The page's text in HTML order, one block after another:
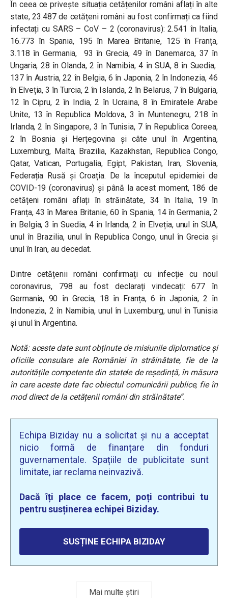
În ceea ce privește situația cetățenilor români aflați în alte
state, 23.487 de cetățeni români au fost confirmați ca fiind
infectați cu SARS – CoV – 2 (coronavirus): 2.541 în Italia,
16.773 în Spania, 195 în Marea Britanie, 125 în Franța,
3.118 în Germania, 93 în Grecia, 49 în Danemarca, 37 în
Ungaria, 28 în Olanda, 2 în Namibia, 4 în SUA, 8 în Suedia,
137 în Austria, 22 în Belgia, 6 în Japonia, 2 în Indonezia, 46
în Elveția, 3 în Turcia, 2 în Islanda, 2 în Belarus, 7 în Bulgaria,
12 în Cipru, 2 în India, 2 în Ucraina, 8 în Emiratele Arabe
Unite, 13 în Republica Moldova, 3 în Muntenegru, 218 în
Irlanda, 2 în Singapore, 3 în Tunisia, 7 în Republica Coreea,
2 în Bosnia și Herțegovina și câte unul în Argentina,
Luxemburg, Malta, Brazilia, Kazakhstan, Republica Congo,
Qatar, Vatican, Portugalia, Egipt, Pakistan, Iran, Slovenia,
Federația Rusă și Croația. De la începutul epidemiei de
COVID-19 (coronavirus) și până la acest moment, 186 de
cetățeni români aflați în străinătate, 34 în Italia, 19 în
Franța, 43 în Marea Britanie, 60 în Spania, 14 în Germania, 2
în Belgia, 3 în Suedia, 4 în Irlanda, 2 în Elveția, unul în SUA,
unul în Brazilia, unul în Republica Congo, unul în Grecia și
unul în Iran, au decedat.
Dintre cetățenii români confirmați cu infecție cu noul
coronavirus, 798 au fost declarați vindecați: 677 în
Germania, 90 în Grecia, 18 în Franța, 6 în Japonia, 2 în
Indonezia, 2 în Namibia, unul în Luxemburg, unul în Tunisia
și unul în Argentina.
Notă: aceste date sunt obținute de misiunile diplomatice și
oficiile consulare ale României în străinătate, fie de la
autoritățile competente din statele de reședință, în măsura
în care aceste date fac obiectul comunicării publice, fie în
mod direct de la cetățenii români din străinătate”.
Echipa Biziday nu a solicitat și nu a acceptat
nicio formă de finanțare din fonduri
guvernamentale. Spațiile de publicitate sunt
limitate, iar reclama neinvazivă.
Dacă îți place ce facem, poți contribui tu
pentru susținerea echipei Biziday.
SUSȚINE ECHIPA BIZIDAY
Mai multe știri